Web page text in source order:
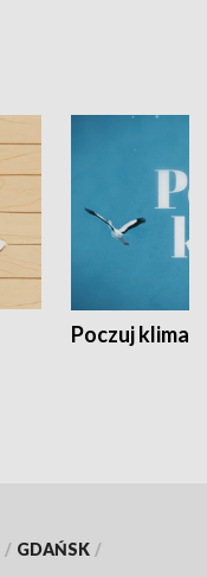
Poczuj klimat
/ GDAŃSK /